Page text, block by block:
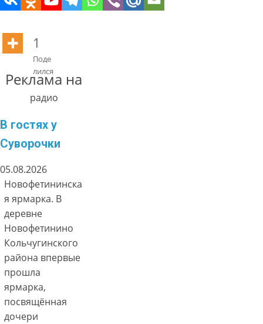
1
Поде
лился
Реклама на
радио
В гостях у
Суворочки
05.08.2026
Новофетининска
я ярмарка. В
деревне
Новофетинино
Кольчугинского
района впервые
прошла
ярмарка,
посвящённая
дочери